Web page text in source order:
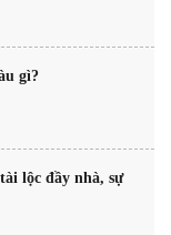
gì?
lộc đầy nhà, sự